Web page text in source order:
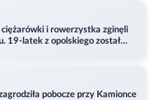
ciężarówki i rowerzystka zginęli
19-latek z opolskiego został
pobocze przy Kamionce